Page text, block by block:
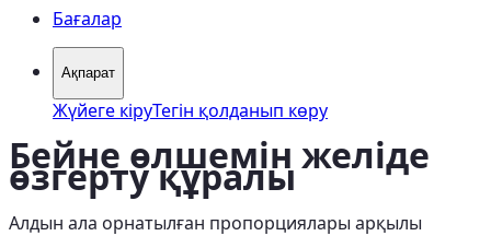
Бағалар
Ақпарат
Жүйеге кіруТегін қолданып көру
Бейне өлшемін желіде
өзгерту құралы
Алдын ала орнатылған пропорциялары арқылы